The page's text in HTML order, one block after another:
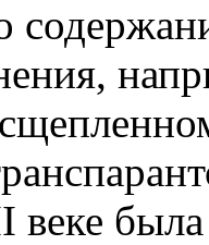
была